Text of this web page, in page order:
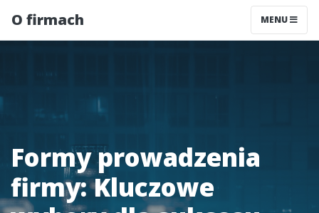
O firmach MENU
Formy prowadzenia
firmy: Kluczowe